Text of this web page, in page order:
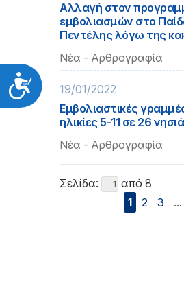
Προσιτότητα
Αλλαγή στον
εμβολιασμών στο
Πεντέλης λόγω της
Νέα - Αρθρογραφία
19/01/2022
Εμβολιαστικές
ηλικίες 5-11 σε 26
Νέα - Αρθρογραφία
Σελίδα:
από 8
1
2 3 ...